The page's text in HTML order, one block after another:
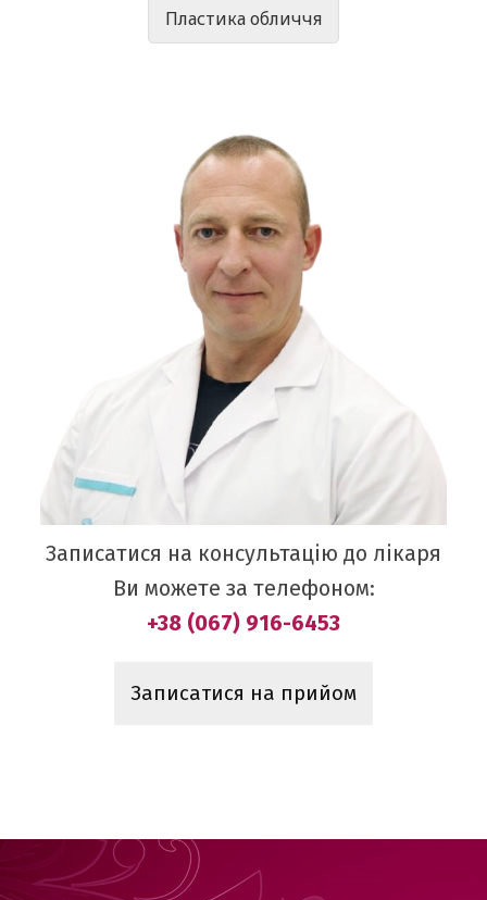
Пластика обличчя
Записатися на консультацію до лікаря
Ви можете за телефоном:
+38 (067) 916-6453
Записатися на прийом